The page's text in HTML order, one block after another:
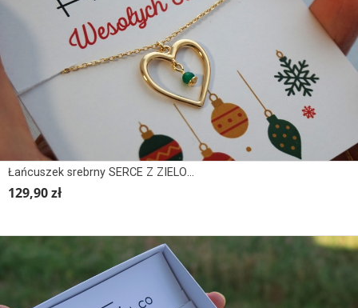
Łańcuszek srebrny SERCE Z ZIELONYM KAMIENIEM
129,90 zł